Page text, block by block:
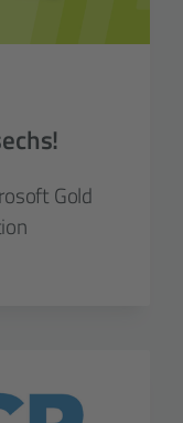
Gold